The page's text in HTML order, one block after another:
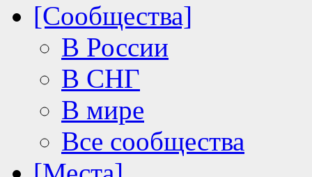
[Сообщества]
В России
В СНГ
В мире
Все сообщества